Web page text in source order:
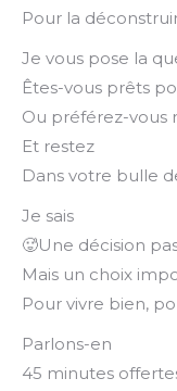
Pour la
Je vous pose la
Êtes-vous prêts
Ou préférez-vous
Et restez
Dans votre bulle
Je sais
🥵Une décision
Mais un choix
Pour vivre bien,
Parlons-en
45 minutes